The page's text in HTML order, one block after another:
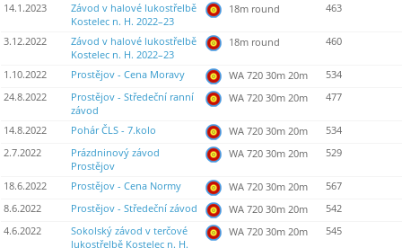
14.1.2023
Závod v halové lukostřelbě
Kostelec n. H. 2022–23
18m round 463
3.12.2022
Závod v halové lukostřelbě
Kostelec n. H. 2022–23
18m round 460
1.10.2022 Prostějov - Cena Moravy WA 720 30m 20m
534
24.8.2022
Prostějov - Středeční ranní
závod
WA 720 30m 20m 477
14.8.2022 Pohár ČLS - 7.kolo WA 720 30m 20m
534
2.7.2022
Prázdninový závod
Prostějov
WA 720 30m 20m 529
18.6.2022 Prostějov - Cena Normy WA 720 30m 20m
567
8.6.2022
Prostějov - Středeční závod WA 720 30m 20m
542
4.6.2022
Sokolský závod v terčové
lukostřelbě Kostelec n. H.
WA 720 30m 20m 545